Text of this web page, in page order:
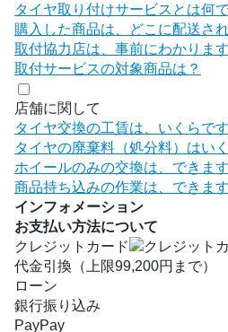
タイヤ取り付けサービスとは何
購入した商品は、どこに配送さ
取付協力店は、事前にわかりま
取付サービスの対象商品は？
店舗に関して
タイヤ交換の工賃は、いくらで
タイヤの廃棄料（処分料）はい
ホイールのみの交換は、できま
商品持ち込みの作業は、できま
インフォメーション
お支払い方法について
クレジットカード
代金引換（上限99,200円まで）
ローン
銀行振り込み
PayPay